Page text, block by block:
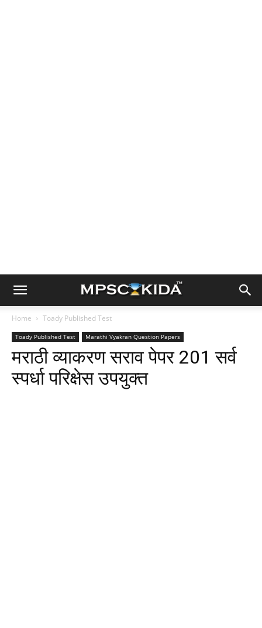
Home Toady Published Test
Toady Published Test Marathi Vyakran Question Papers
मराठी व्याकरण सराव पेपर 201 सर्व
स्पर्धा परिक्षेस उपयुक्त